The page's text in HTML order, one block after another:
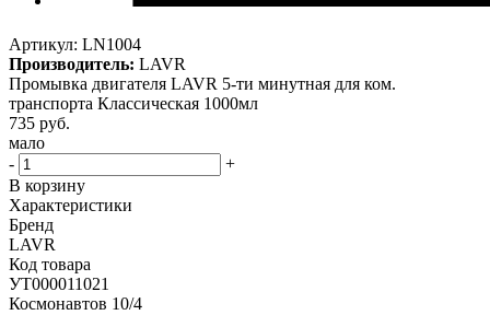
Артикул: LN1004
Производитель: LAVR
Промывка двигателя LAVR 5-ти минутная для ком.
транспорта Классическая 1000мл
735 руб.
мало
-
+
В корзину
Характеристики
Бренд
LAVR
Код товара
УТ000011021
Космонавтов 10/4